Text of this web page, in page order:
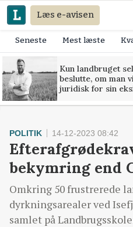
Læs e-avisen
Seneste Mest læste
Kun landbruget
beslutte, om man
juridisk for sin
POLITIK 14-12-2023 08:42
bekymring end
Omkring 50 frustrerede
dyrkningsarealer ved
samlet på